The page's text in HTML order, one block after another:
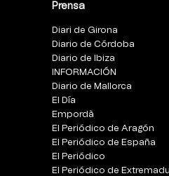
Prensa
Diari de Girona
Diario de Córdoba
Diario de Ibiza
INFORMACIÓN
Diario de Mallorca
El Día
Empordà
El Periódico de Aragón
El Periódico de España
El Periódico
El Periódico de